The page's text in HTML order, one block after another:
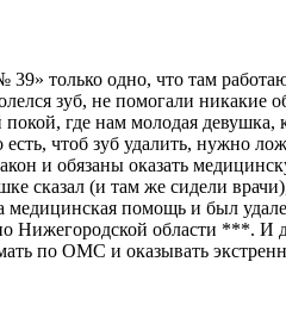
только одно, что там
зуб, не помогали
где нам молодая
чтоб зуб удалить, нужно
и обязаны оказать
сказал (и там же сидели
помощь и был
Нижегородской области ***. И
по ОМС и оказывать